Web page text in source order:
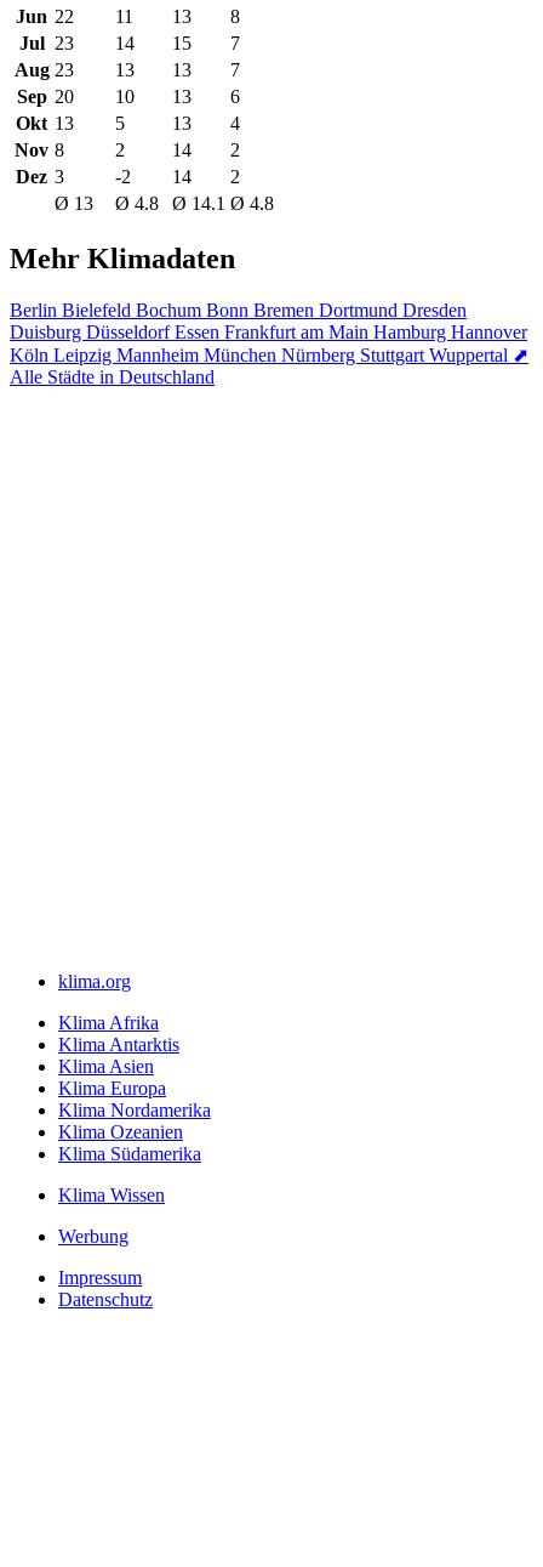
Jun 22 11 13
8
Jul 23 14 15
7
Aug 23 13 13
7
Sep 20 10 13
6
Okt 13 5 13
4
Nov 8 2 14
2
Dez 3 -2 14
2
Ø 13
Ø 4.8 Ø 14.1 Ø 4.8
Mehr Klimadaten
Berlin Bielefeld Bochum Bonn Bremen Dortmund Dresden
Duisburg DüsseldorfEssen Frankfurt am Main Hamburg Hannover
Köln Leipzig Mannheim München Nürnberg Stuttgart Wuppertal ⬈
Alle Städte in Deutschland
klima.org
Klima Afrika
Klima Antarktis
Klima Asien
Klima Europa
Klima Nordamerika
Klima Ozeanien
Klima Südamerika
Klima Wissen
Werbung
Impressum
Datenschutz